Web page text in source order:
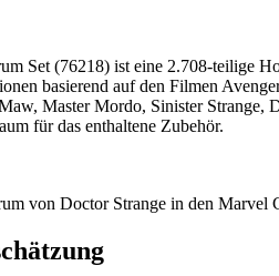
Set (76218) ist eine 2.708-teilige
basierend auf den Filmen
Master Mordo, Sinister Strange,
für das enthaltene Zubehör.
von Doctor Strange in den